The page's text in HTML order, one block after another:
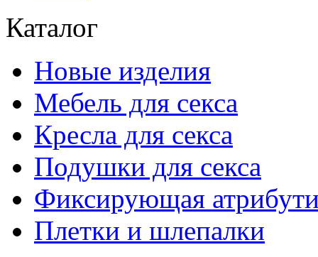
Каталог
Новые изделия
Мебель для секса
Кресла для секса
Подушки для секса
Фиксирующая
Плетки и шлепалки